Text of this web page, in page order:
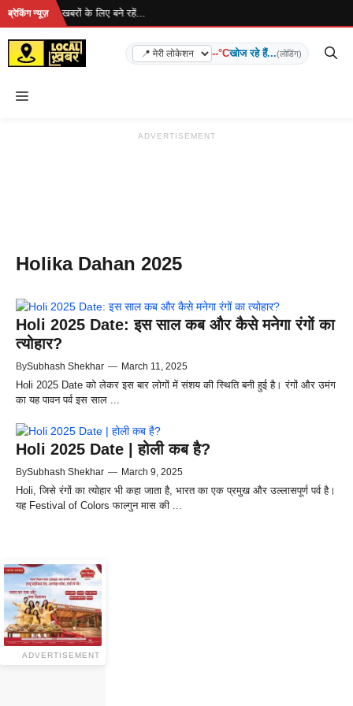
Skip
content
ब्रेकिंग न्यूज़
रहा है... ताज़ा खबरों के लिए बने रहें...
--°Cखोज रहे हैं...(लोडिंग)
Menu
ADVERTISEMENT
Holika Dahan 2025
Holi 2025 Date: इस साल कब और कैसे मनेगा रंगों का
त्योहार?
BySubhash Shekhar — March 11, 2025
Holi 2025 Date को लेकर इस बार लोगों में संशय की स्थिति बनी हुई है। रंगों और उमंग
का यह पावन पर्व इस साल ...
Holi 2025 Date | होली कब है?
BySubhash Shekhar — March 9, 2025
Holi, जिसे रंगों का त्योहार भी कहा जाता है, भारत का एक प्रमुख और उल्लासपूर्ण पर्व है।
यह Festival of Colors फाल्गुन मास की ...
ADVERTISEMENT